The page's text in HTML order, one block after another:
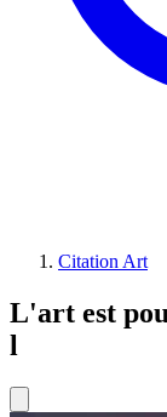
Citation Art
L'art est
l